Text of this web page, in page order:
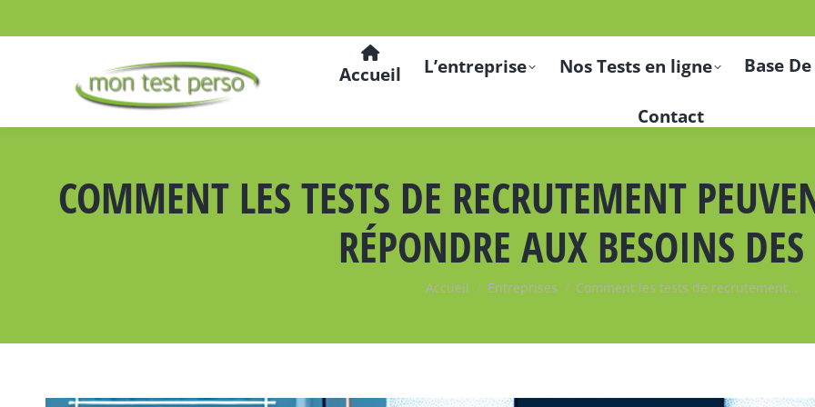
Accueil L’entreprise Nos Tests en ligne Base
Contact
COMMENT LES TESTS DE RECRUTEMENT
RÉPONDRE AUX BESOINS
Vous êtes ici :
Accueil Entreprises Comment les tests de recrutement…